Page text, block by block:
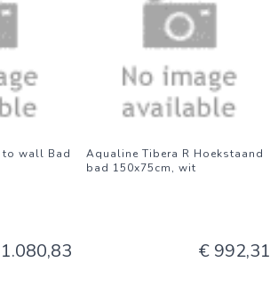
to wall Bad
Aqualine Tibera R Hoekstaand
bad 150x75cm, wit
€ 992,31